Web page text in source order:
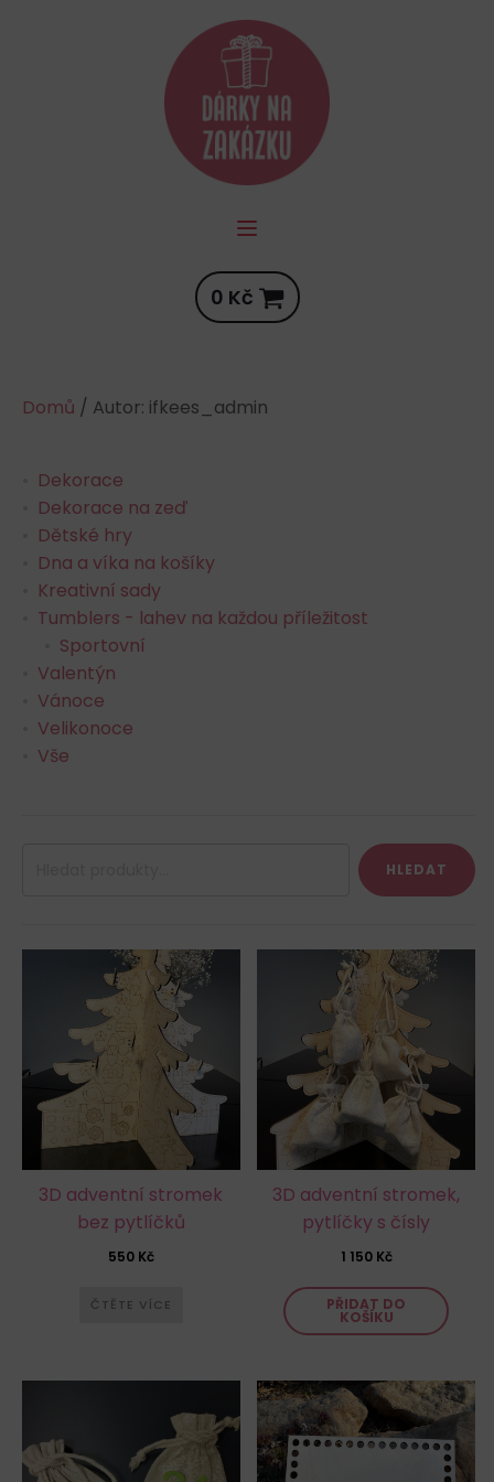
0 Kč
Domů / Autor: ifkees_admin
Dekorace
Dekorace na zeď
Dětské hry
Dna a víka na košíky
Kreativní sady
Tumblers - lahev na každou příležitost
Sportovní
Valentýn
Vánoce
Velikonoce
Vše
HLEDAT
3D adventní stromek
bez pytlíčků
550 Kč
ČTĚTE VÍCE
3D adventní stromek,
pytlíčky s čísly
1 150 Kč
PŘIDAT DO
KOŠÍKU